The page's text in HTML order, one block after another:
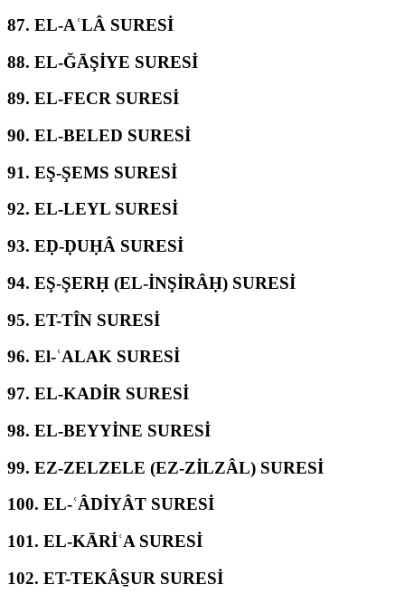
87. EL-AʿLÂ SURESİ
88. EL-ĞĀŞİYE SURESİ
89. EL-FECR SURESİ
90. EL-BELED SURESİ
91. EŞ-ŞEMS SURESİ
92. EL-LEYL SURESİ
93. EḌ-ḌUḤÂ SURESİ
94. EŞ-ŞERḤ (EL-İNŞİRÂḤ) SURESİ
95. ET-TÎN SURESİ
96. El-ʿALAK SURESİ
97. EL-KADİR SURESİ
98. EL-BEYYİNE SURESİ
99. EZ-ZELZELE (EZ-ZİLZÂL) SURESİ
100. EL-ʿÂDİYÂT SURESİ
101. EL-KĀRİʿA SURESİ
102. ET-TEKÂS̱UR SURESİ